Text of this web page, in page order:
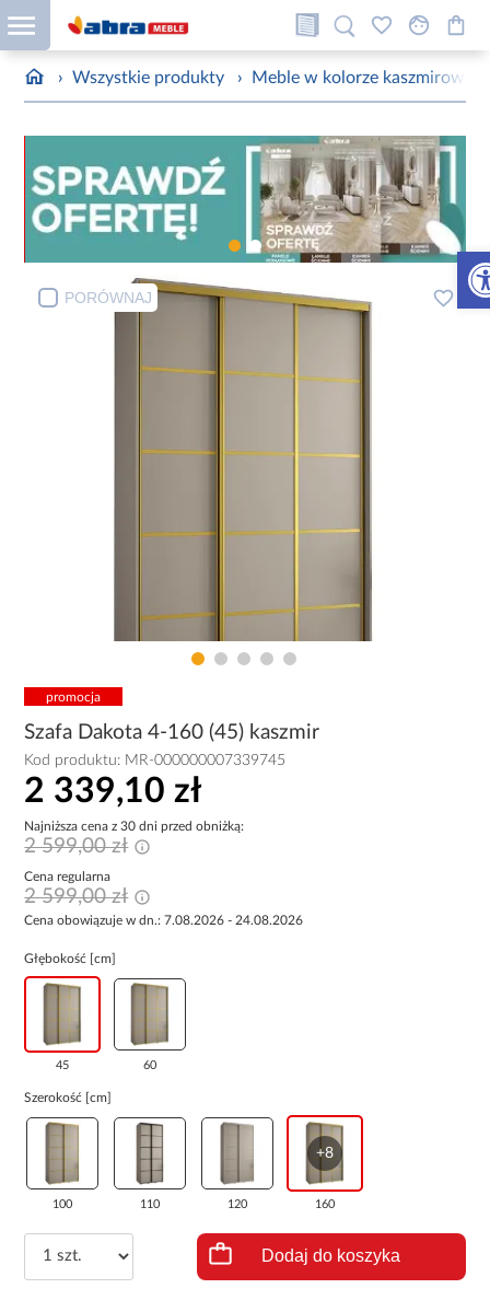
› Wszystkie produkty › Meble w kolorze kaszmirowym
PORÓWNAJ
promocja
Szafa Dakota 4-160 (45) kaszmir
Kod produktu: MR-000000007339745
2 339,10 zł
Najniższa cena z 30 dni przed obniżką:
2 599,00 zł
Cena regularna
2 599,00 zł
Cena obowiązuje w dn.: 7.08.2026 - 24.08.2026
Głębokość [cm]
45 60
Szerokość [cm]
100 110 120
+8
160
Dodaj do koszyka